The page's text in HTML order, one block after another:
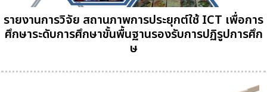
รายงานการวิจัย สถานภาพการประยุกต์ใช้ ICT เพื่อการ
ศึกษาระดับการศึกษาขั้นพื้นฐานรองรับการปฏิรูปการศึก
ษ